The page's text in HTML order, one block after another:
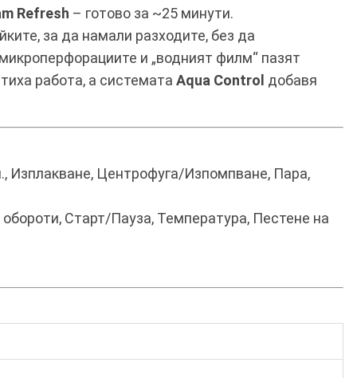
Refresh – готово за ~25 минути.
за да намали разходите, без да
и „водният филм“ пазят
работа, а системата Aqua Control добавя
Изплакване, Центрофуга/Изпомпване, Пара,
Старт/Пауза, Температура, Пестене на